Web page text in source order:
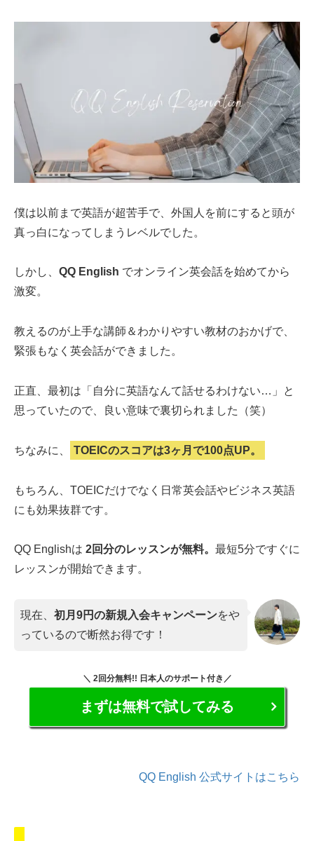
僕は以前まで英語が超苦手で、外国人を前にすると頭が
真っ白になってしまうレベルでした。
しかし、 QQ English でオンライン英会話を始めてから
激変。
教えるのが上手な講師＆わかりやすい教材のおかげで、
緊張もなく英会話ができました。
正直、最初は「自分に英語なんて話せるわけない…」と
思っていたので、良い意味で裏切られました（笑）
ちなみに、 TOEICのスコアは3ヶ月で100点UP。
もちろん、TOEICだけでなく日常英会話やビジネス英語
にも効果抜群です。
QQ Englishは 2回分のレッスンが無料。 最短5分ですぐに
レッスンが開始できます。
現在、 初月9円の新規入会キャンペーンをや
っているので断然お得です！
＼ 2回分無料!! 日本人のサポート付き／
まずは無料で試してみる
QQ English 公式サイトはこちら